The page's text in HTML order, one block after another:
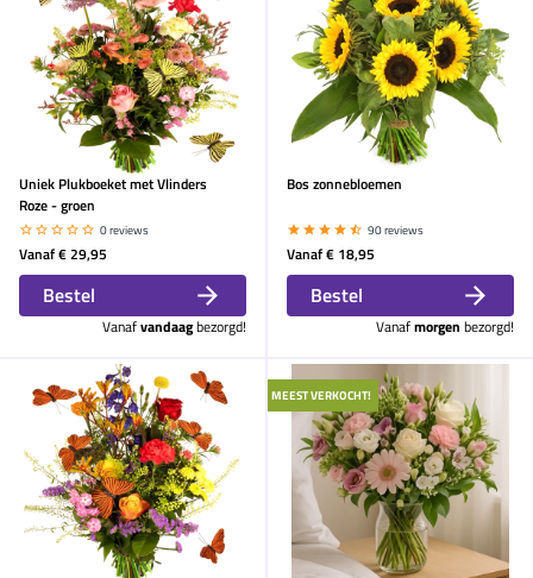
Uniek Plukboeket met Vlinders
Roze - groen
0 reviews
Vanaf€ 29,95
Bestel
Vanafvandaagbezorgd!
Bos zonnebloemen
90 reviews
Vanaf€ 18,95
Bestel
Vanafmorgen bezorgd!
MEEST VERKOCHT!